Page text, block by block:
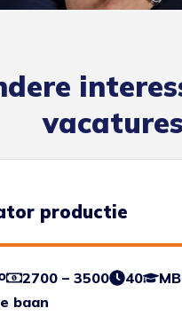
vacatures
productie
2700 – 3500 40
baan